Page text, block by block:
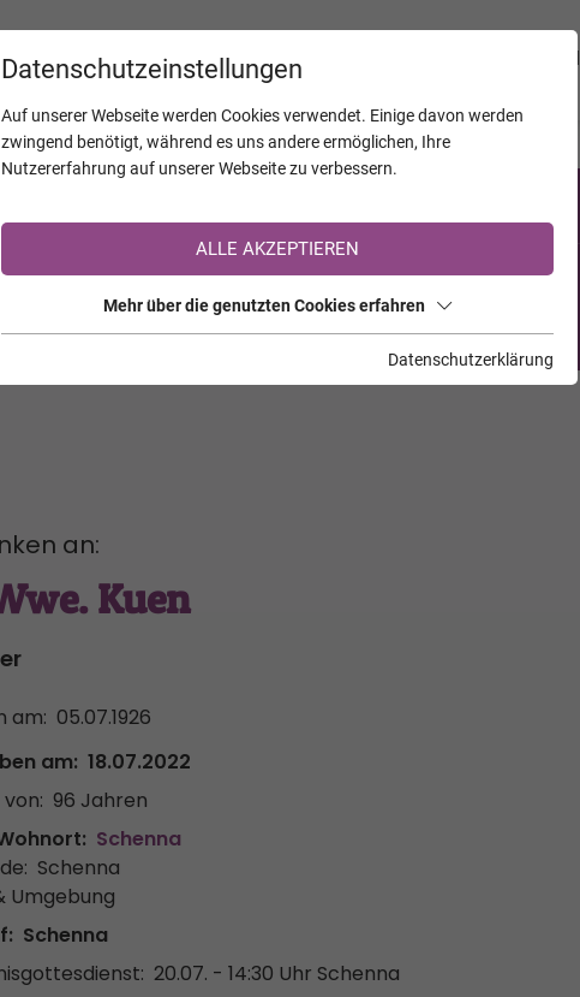
Sie sind noch nicht auf TrauerHilfe.it registriert?
>> zur kostenlosen Registrierung <<
an:
Kuen
am: 05.07.1926
am: 18.07.2022
96 Jahren
Schenna
Schenna
Umgebung
Schenna
20.07. - 14:30 Uhr Schenna
Datenschutzeinstellungen
Auf unserer Webseite werden Cookies verwendet. Einige davon werden
zwingend benötigt, während es uns andere ermöglichen, Ihre
Nutzererfahrung auf unserer Webseite zu verbessern.
ALLE AKZEPTIEREN
Mehr über die genutzten Cookies erfahren
Datenschutzerklärung
KALENDER JAHRESTAGE UNTERNEHMEN